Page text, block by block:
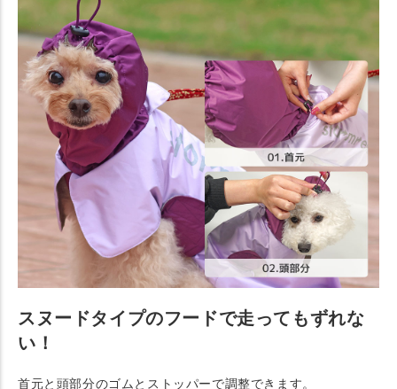
スヌードタイプのフードで走ってもずれな
い！
首元と頭部分のゴムとストッパーで調整できます。